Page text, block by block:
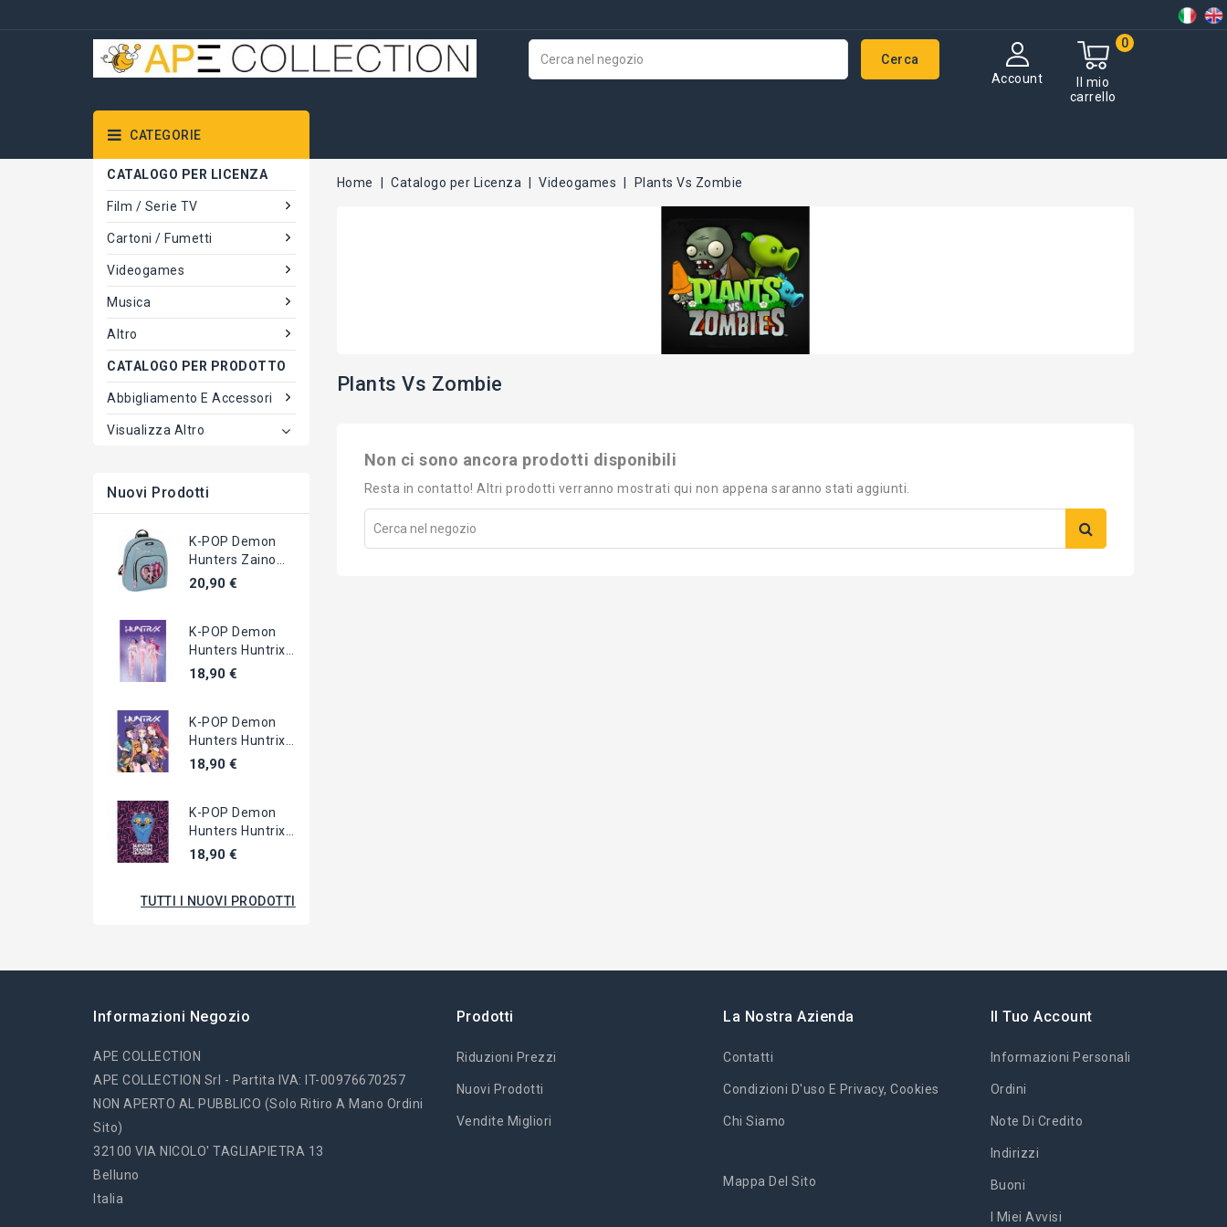
Il mio
carrello
0
Account
Cerca
CATEGORIE
CATALOGO PER LICENZA
Film / Serie TV
Cartoni / Fumetti
Videogames
Musica
Altro
CATALOGO PER PRODOTTO
Abbigliamento E Accessori
Visualizza Altro
Nuovi Prodotti
K-POP Demon
Hunters Zaino
Piccolo
20,90 €
K-POP Demon
Hunters Huntrix
COPERTA
18,90 €
K-POP Demon
Hunters Huntrix
COPERTA
18,90 €
K-POP Demon
Hunters Huntrix
COPERTA
18,90 €
TUTTI I NUOVI PRODOTTI
Home Catalogo per Licenza Videogames Plants Vs Zombie
Plants Vs Zombie
Non ci sono ancora prodotti disponibili
Resta in contatto! Altri prodotti verranno mostrati qui non appena saranno stati aggiunti.
Informazioni Negozio
APE COLLECTION
APE COLLECTION Srl - Partita IVA: IT-00976670257
NON APERTO AL PUBBLICO (solo Ritiro A Mano Ordini
Sito)
32100 VIA NICOLO' TAGLIAPIETRA 13
Belluno
Italia
Prodotti
Riduzioni Prezzi
Nuovi Prodotti
Vendite Migliori
La Nostra Azienda
Contatti
Condizioni D'uso E Privacy, Cookies
Chi Siamo
Mappa Del Sito
Il Tuo Account
Informazioni Personali
Ordini
Note Di Credito
Indirizzi
Buoni
I Miei Avvisi